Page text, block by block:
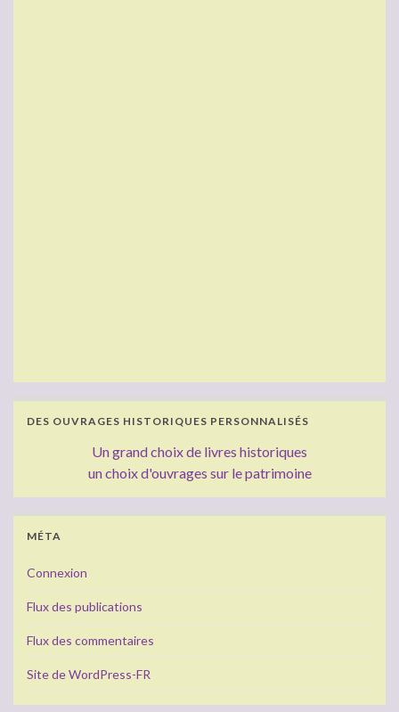
DES OUVRAGES HISTORIQUES PERSONNALISÉS
Un grand choix de livres historiques
un choix d'ouvrages sur le patrimoine
MÉTA
Connexion
Flux des publications
Flux des commentaires
Site de WordPress-FR